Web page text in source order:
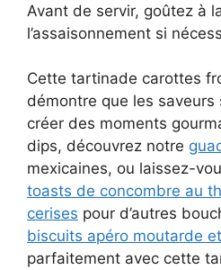
Avant de servir, goûtez à
l’assaisonnement si
Cette tartinade carottes
démontre que les saveurs
créer des moments
dips, découvrez notre
mexicaines, ou laissez-
toasts de concombre au
cerises pour d’autres
biscuits apéro moutarde
parfaitement avec cette